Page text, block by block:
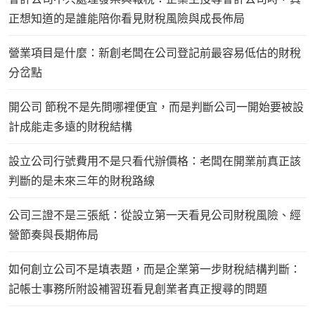
正想知道的是誰能陪你看見財稅風險與成長佈局
營業項目是什麼：新創老闆在公司登記前最容易低估的財稅
分岔點
開公司 節稅不是先問哪裡便宜，而是判斷公司一開始要被設
計成能走多遠的財稅結構
設立公司行號費用不是只看代辦價格：老闆在開業前真正該
判斷的是未來三年的財稅路線
公司三證不是三張紙：從設立第一天看見公司財稅風險、經
營節奏與長期佈局
如何創立公司不是填表題，而是企業第一步財稅結構判斷：
記帳士事務所附設補習班看見創業者真正搜尋的問題